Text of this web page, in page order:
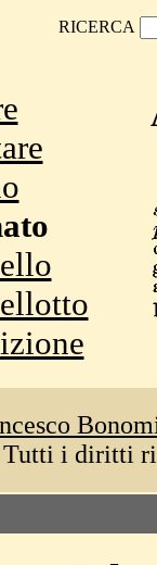
RICERCA
Tutti i diritti